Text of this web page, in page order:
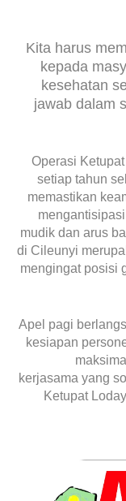
“Kita harus
kepada
kesehatan
jawab dalam
Operasi
setiap tahun
memastikan
mudik dan arus
di Cileunyi
mengingat posisi
Apel pagi
kesiapan
kerjasama yang
Ketupat